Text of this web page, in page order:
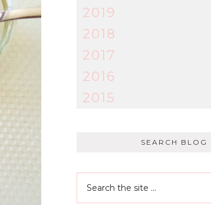
2019
2018
2017
2016
2015
SEARCH BLOG